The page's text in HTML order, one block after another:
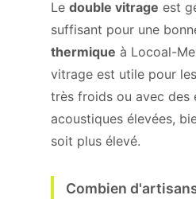
Le double vitrage est
suffisant pour une
thermique à Locoal-
vitrage est utile pour
très froids ou avec des
acoustiques élevées,
soit plus élevé.
Combien